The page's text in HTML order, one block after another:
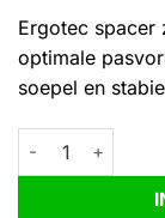
Ergotec spacer
optimale
soepel en
Ergotec spacer 1
Alternative: